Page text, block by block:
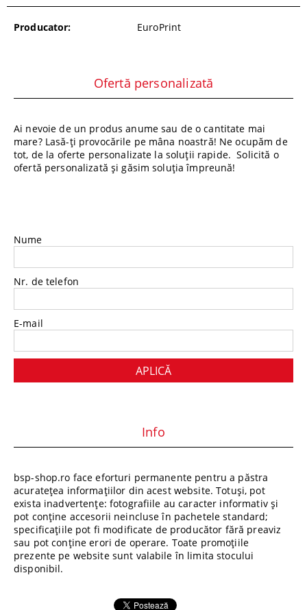
Producator: EuroPrint
Ofertă personalizată
Ai nevoie de un produs anume sau de o cantitate mai
mare? Lasă-ți provocările pe mâna noastră! Ne ocupăm de
tot, de la oferte personalizate la soluții rapide. Solicită o
ofertă personalizată și găsim soluția împreună!
Nume
Nr. de telefon
E-mail
Info
bsp-shop.ro face eforturi permanente pentru a păstra
acuratețea informațiilor din acest website. Totuși, pot
exista inadvertențe: fotografiile au caracter informativ și
pot conține accesorii neincluse în pachetele standard;
specificațiile pot fi modificate de producător fără preaviz
sau pot conține erori de operare. Toate promoțiile
prezente pe website sunt valabile în limita stocului
disponibil.